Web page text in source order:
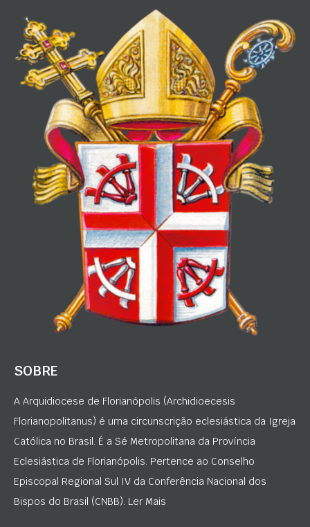
SOBRE
A Arquidiocese de Florianópolis (Archidioecesis
Florianopolitanus) é uma circunscrição eclesiástica da Igreja
Católica no Brasil. É a Sé Metropolitana da Província
Eclesiástica de Florianópolis. Pertence ao Conselho
Episcopal Regional Sul IV da Conferência Nacional dos
Bispos do Brasil (CNBB). Ler Mais